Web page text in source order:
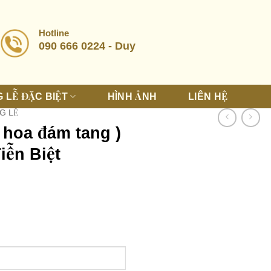
Hotline
090 666 0224 - Duy
LỄ ĐẶC BIỆT HÌNH ẢNH LIÊN HỆ
LỄ
đám tang )
Biệt